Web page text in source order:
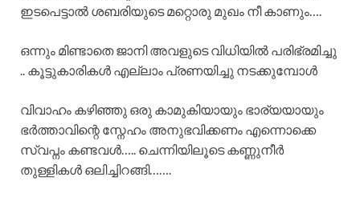
ഇടപെട്ടാൽ ശബരിയുടെ മറ്റൊരു മുഖം നീ കാണും….
ഒന്നും മിണ്ടാതെ ജാനി അവളുടെ വിധിയിൽ പരിഭ്രമിച്ചു
.. കൂട്ടുകാരികൾ എല്ലാം പ്രണയിച്ചു നടക്കുമ്പോൾ
വിവാഹം കഴിഞ്ഞു ഒരു കാമുകിയായും ഭാര്യയായും
ഭർത്താവിന്റെ സ്നേഹം അനുഭവിക്കണം എന്നൊക്കെ
സ്വപ്നം കണ്ടവൾ….. ചെന്നിയിലൂടെ കണ്ണുനീർ
തുള്ളികൾ ഒലിച്ചിറങ്ങി…….